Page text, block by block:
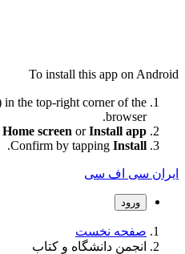
To install this app on Android
the top-right corner of the
browser.
screen orInstall app
Confirm by tapping Install
.
ایران سی اف سی
ورود
صفحه نخست
انجمن دانشگاه و کتاب